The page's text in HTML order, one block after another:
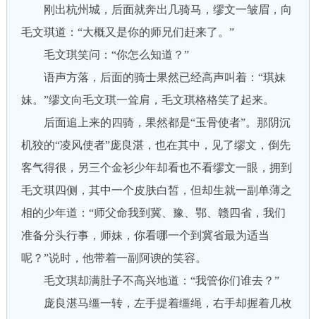
刚出杭州城，后面就奔出几骑马，缪文一皱眉，向
毛文琪道：“大概又是你的师兄们赶来了。”
毛文琪笑问：“你怎么知道？”
语声方落，后面的骑士果然已经高声叫着：“琪妹
妹。”缪文向毛文琪一耸肩，毛文琪格格笑了起来。
后面追上来的四骑，果然都是“玉骨使者”。那阴沉
机狡的“凌风使者”庞良湛，也在其中，见了缪文，倒先
客气得很，另三个金衫少年却看也不看缪文一眼，拥到
毛文琪四侧，其中一个皮肤白皙，但却生就一副单薄之
相的少年道：“师父命我到冀、豫、鄂、赣四省，我们
准备分头行事，师妹，你看哪一个到冀省最为适当
呢？”说时，他带着一副阿谀的笑容。
毛文琪却满肚子不高兴地道：“我管你们谁去？”
庞良湛马缰一转，左手提着缰绳，右手却握着几枚